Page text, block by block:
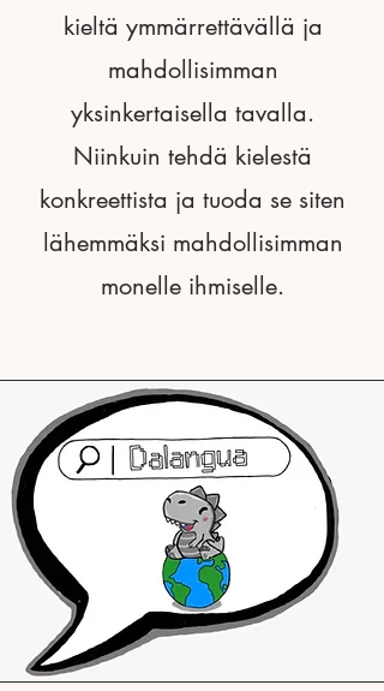
kieltä ymmärrettävällä ja
mahdollisimman
yksinkertaisella tavalla.
Niinkuin tehdä kielestä
konkreettista ja tuoda se siten
lähemmäksi mahdollisimman
monelle ihmiselle.